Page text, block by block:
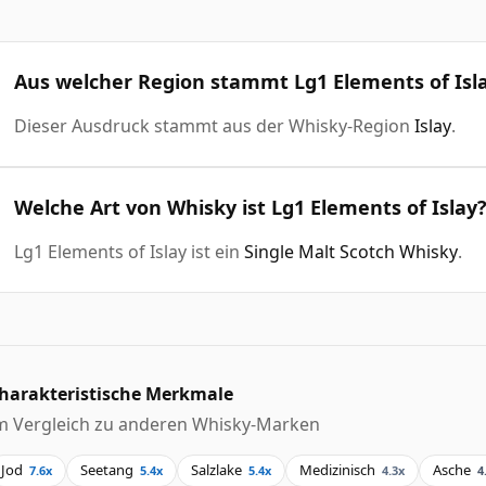
Aus welcher Region stammt Lg1 Elements of
Dieser Ausdruck stammt aus der Whisky-Region Islay.
Welche Art von Whisky ist Lg1 Elements of Islay?
Lg1 Elements of Islay ist ein Single Malt Scotch Whisky.
Merkmale
Vergleich zu anderen Whisky-Marken
Jod 7.6x Seetang 5.4x Salzlake 5.4x Medizinisch 4.3x Asche